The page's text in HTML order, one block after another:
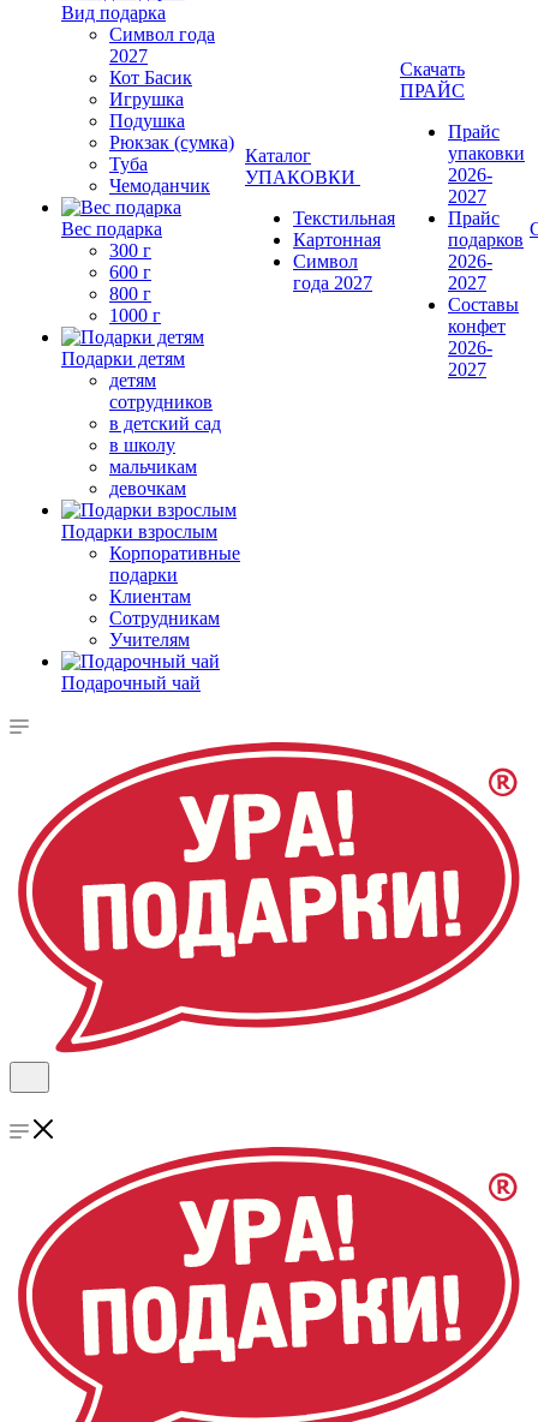
Вид подарка
Символ года
2027
Кот Басик
Игрушка
Подушка
Рюкзак (сумка)
Туба
Чемоданчик
Вес подарка
300 г
600 г
800 г
1000 г
Подарки детям
детям
сотрудников
в детский сад
в школу
мальчикам
девочкам
Подарки взрослым
Корпоративные
подарки
Клиентам
Сотрудникам
Учителям
Подарочный чай
Каталог
УПАКОВКИ
Текстильная
Картонная
Символ
года 2027
Скачать
ПРАЙС
Прайс
упаковки
2026-
2027
Прайс
подарков
2026-
2027
Составы
конфет
2026-
2027